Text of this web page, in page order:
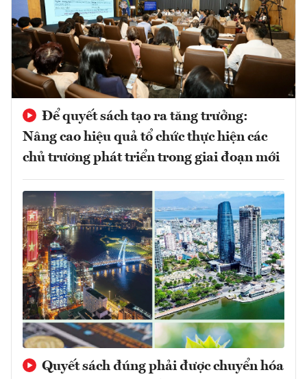
Để quyết sách tạo ra tăng trưởng:
Nâng cao hiệu quả tổ chức thực hiện các
chủ trương phát triển trong giai đoạn mới
Quyết sách đúng phải được chuyển hóa